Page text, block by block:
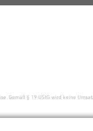
Gemäß § 19 UStG wird keine